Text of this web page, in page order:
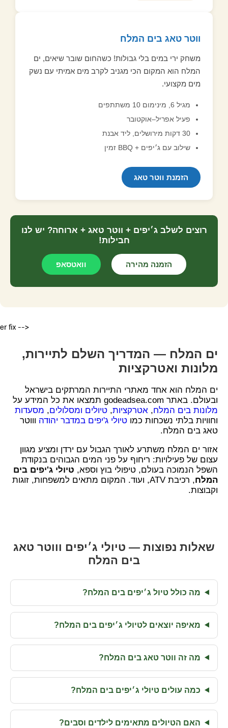
ווטר טאג בים המלח
משחק ירי במים בלי גבולות! כשהחום שובר שיאים, ים
המלח הוא המקום הכי מגניב לקרב מים אמיתי עם נשק
מים מקצועי.
מגיל 6, מינימום 10 משתתפים
פעיל אפריל–אוקטובר
30 דקות מירושלים, ליד אבנת
שילוב עם ג׳יפים + BBQ זמין
הזמנת ווטר טאג
רוצים לשלב ג׳יפים + ווטר טאג + ארוחה? יש לנו
חבילות!
הזמנה מהירה וואטסאפ
er fix -->
ים המלח — המדריך השלם לתיירות,
מלונות ואטרקציות
ים המלח הוא אחד מאתרי התיירות המרתקים בישראל
ובעולם. באתר godeadsea.com תמצאו את כל המידע על
מלונות בים המלח, אטרקציות, טיולים ומסלולים, מסעדות
וחוויות בלתי נשכחות כמו טיולי ג'יפים במדבר יהודה וווטר
טאג בים המלח.
אזור ים המלח משתרע לאורך הגבול עם ירדן ומציע מגוון
עצום של פעילויות: ריחוף על פני המים הגבוהים בנקודת
השפל הנמוכה בעולם, טיפולי בוץ וספא, טיולי ג'יפים בים
המלח
, רכיבת ATV, ועוד. המקום מתאים למשפחות, זוגות
וקבוצות.
שאלות נפוצות — טיולי ג׳יפים וווטר טאג
בים המלח
מה כולל טיול ג׳יפים בים המלח?
מאיפה יוצאים לטיולי ג׳יפים בים המלח?
מה זה ווטר טאג בים המלח?
כמה עולים טיולי ג׳יפים בים המלח?
האם הטיולים מתאימים לילדים וסבים?